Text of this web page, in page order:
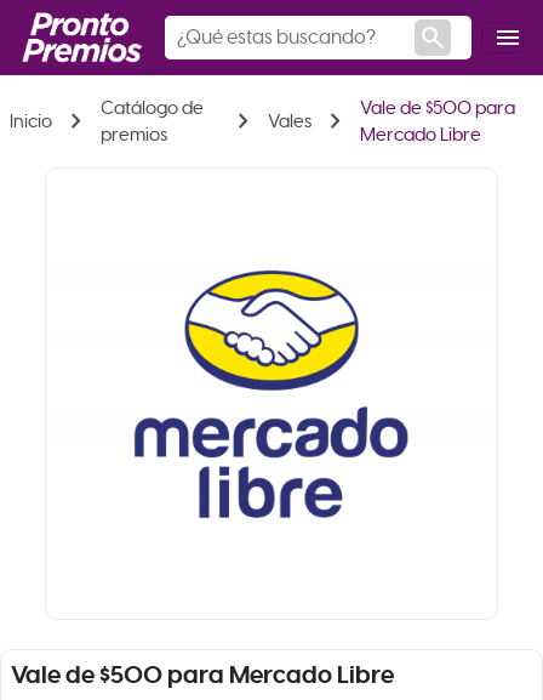
search menu
Inicio chevron_right
Catálogo de
premios
chevron_right Vales chevron_right
Vale de $500 para
Mercado Libre
Vale de $500 para Mercado Libre